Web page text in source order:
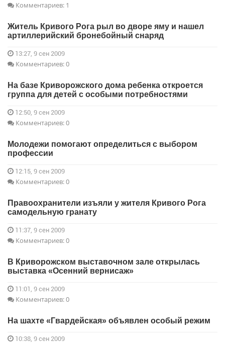
Комментариев: 1
Житель Кривого Рога рыл во дворе яму и нашел
артиллерийский бронебойный снаряд
13:27, 9 сен 2009
Комментариев: 0
На базе Криворожского дома ребенка откроется
группа для детей с особыми потребностями
12:50, 9 сен 2009
Комментариев: 0
Молодежи помогают определиться с выбором
профессии
12:15, 9 сен 2009
Комментариев: 0
Правоохранители изъяли у жителя Кривого Рога
самодельную гранату
11:37, 9 сен 2009
Комментариев: 0
В Криворожском выставочном зале открылась
выставка «Осенний вернисаж»
11:01, 9 сен 2009
Комментариев: 0
На шахте «Гвардейская» объявлен особый режим
10:38, 9 сен 2009